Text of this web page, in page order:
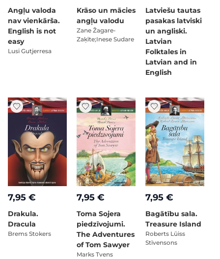
Angļu valoda
nav vienkārša.
English is not
easy
Lusi Gutjerresa
Krāso un mācies
angļu valodu
Zane Žagare-
Zaķīte;Inese Sudare
Latviešu tautas
pasakas latviski
un angliski.
Latvian
Folktales in
Latvian and in
English
7,95 €
Drakula.
Dracula
Brems Stokers
7,95 €
Toma Sojera
piedzīvojumi.
The Adventures
of Tom Sawyer
Marks Tvens
7,95 €
Bagātību sala.
Treasure Island
Roberts Lūiss
Stīvensons